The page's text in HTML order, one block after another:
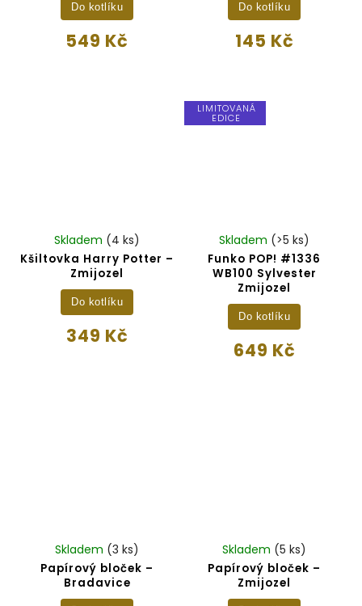
549 Kč
Do kotlíku
145 Kč
Do kotlíku
Kšiltovka Harry Potter –
Zmijozel
Skladem (4 ks)
349 Kč
Do kotlíku
LIMITOVANÁ
EDICE
Funko POP! #1336
WB100 Sylvester
Zmijozel
Skladem (>5 ks)
649 Kč
Do kotlíku
Papírový bloček –
Bradavice
Skladem (3 ks)
Papírový bloček –
Zmijozel
Skladem (5 ks)